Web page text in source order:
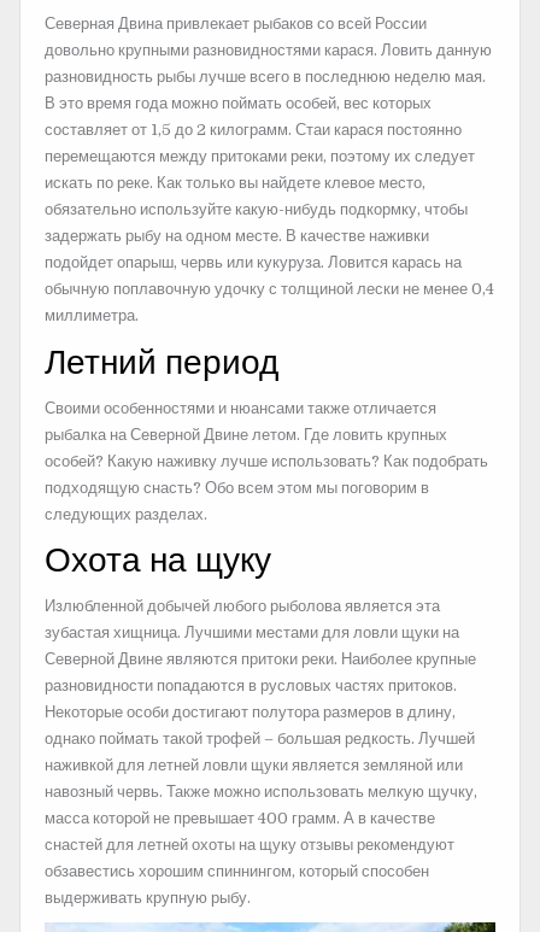
Северная Двина привлекает рыбаков со всей России
довольно крупными разновидностями карася. Ловить данную
разновидность рыбы лучше всего в последнюю неделю мая.
В это время года можно поймать особей, вес которых
составляет от 1,5 до 2 килограмм. Стаи карася постоянно
перемещаются между притоками реки, поэтому их следует
искать по реке. Как только вы найдете клевое место,
обязательно используйте какую-нибудь подкормку, чтобы
задержать рыбу на одном месте. В качестве наживки
подойдет опарыш, червь или кукуруза. Ловится карась на
обычную поплавочную удочку с толщиной лески не менее 0,4
миллиметра.
Летний период
Своими особенностями и нюансами также отличается
рыбалка на Северной Двине летом. Где ловить крупных
особей? Какую наживку лучше использовать? Как подобрать
подходящую снасть? Обо всем этом мы поговорим в
следующих разделах.
Охота на щуку
Излюбленной добычей любого рыболова является эта
зубастая хищница. Лучшими местами для ловли щуки на
Северной Двине являются притоки реки. Наиболее крупные
разновидности попадаются в русловых частях притоков.
Некоторые особи достигают полутора размеров в длину,
однако поймать такой трофей – большая редкость. Лучшей
наживкой для летней ловли щуки является земляной или
навозный червь. Также можно использовать мелкую щучку,
масса которой не превышает 400 грамм. А в качестве
снастей для летней охоты на щуку отзывы рекомендуют
обзавестись хорошим спиннингом, который способен
выдерживать крупную рыбу.